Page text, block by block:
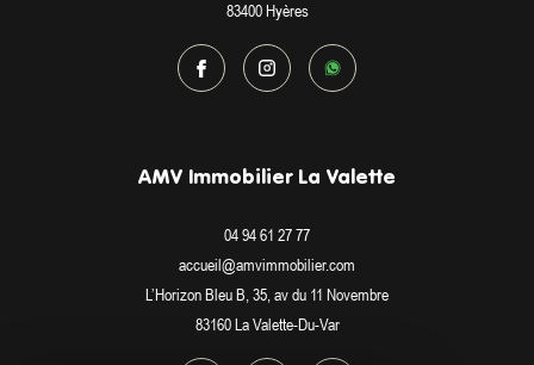
83400
Hyères
AMV Immobilier La Valette
04 94 61 27 77
accueil@amvimmobilier.com
L’Horizon Bleu B, 35, av du 11 Novembre
83160 La Valette-Du-Var